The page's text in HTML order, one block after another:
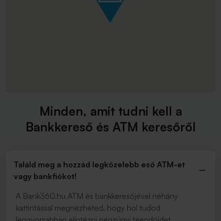
Minden, amit tudni kell a
Bankkereső és ATM keresőről
Találd meg a hozzád legközelebb eső ATM-et
vagy bankfiókot!
A Bank360.hu ATM és bankkeresőjével néhány
kattintással megnézheted, hogy hol tudod